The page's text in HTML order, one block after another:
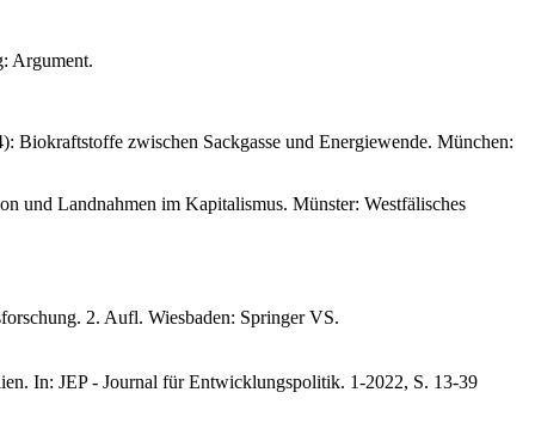
Argument.
zwischen Sackgasse und Energiewende. München:
und Landnahmen im Kapitalismus. Münster: Westfälisches
2. Aufl. Wiesbaden: Springer VS.
In: JEP - Journal für Entwicklungspolitik. 1-2022, S. 13-39